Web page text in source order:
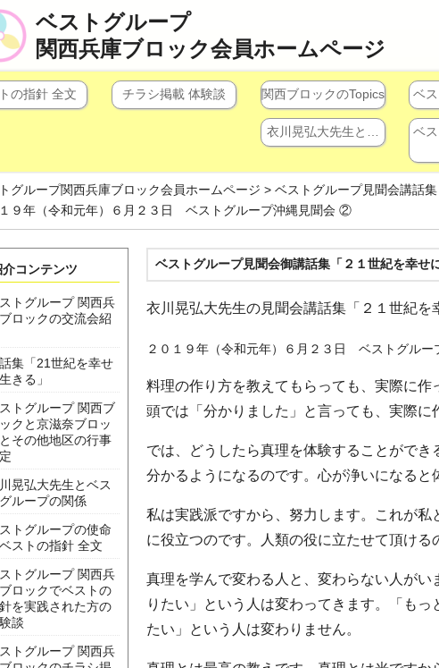
ベストグループ
関西兵庫ブロック会員ホームページ
の指針 全文 チラシ掲載 体験談 関西ブロックのTopics ベ
衣川晃弘大先生と…
ベ
グループ関西兵庫ブロック会員ホームページ > ベストグループ見聞会講話
９年（令和元年）６月２３日 ベストグループ沖縄見聞会 ②
介コンテンツ
トグループ 関西兵
ロックの交流会紹
集「21世紀を幸せ
きる」
トグループ 関西ブ
クと京滋奈ブロッ
その他地区の行事
晃弘大先生とベス
グループの関係
トグループの使命
ストの指針 全文
トグループ 関西兵
ロックでベストの
を実践された方の
談
トグループ 関西兵
ベストグループ見聞会御講話集「２１世紀を幸せ
衣川晃弘大先生の見聞会講話集「２１世紀を
２０１９年（令和元年）６月２３日 ベストグル
料理の作り方を教えてもらっても、実際に作
頭では「分かりました」と言っても、実際に
では、どうしたら真理を体験することがで
分かるようになるのです。心が浄いになると
私は実践派ですから、努力します。これが
に役立つのです。人類の役に立たせて頂ける
真理を学んで変わる人と、変わらない人が
りたい」という人は変わってきます。「も
たい」という人は変わりません。